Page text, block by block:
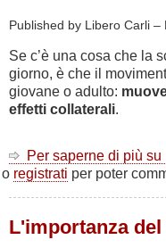
Published by Libero Carli –
Se c’è una cosa che la
giorno, è che il
giovane o adulto:
effetti collaterali.
Per saperne di più su
o registrati per poter
L'importanza